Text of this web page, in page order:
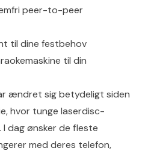
peer-to-peer
til dine festbehov
til din
ændret sig betydeligt siden
, hvor tunge laserdisc-
dag ønsker de fleste
med deres telefon,